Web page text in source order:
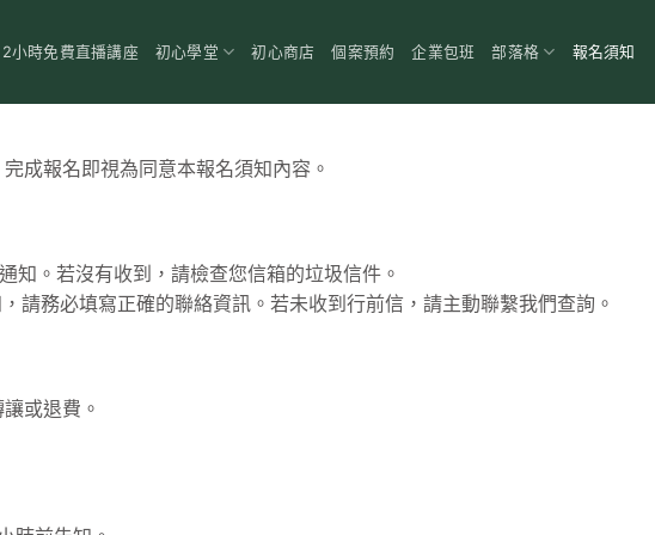
2小時免費直播講座 初心學堂 初心商店 個案預約 企業包班 部落格 報名須知
成報名即視為同意本報名須知內容。
知。若沒有收到，請檢查您信箱的垃圾信件。
請務必填寫正確的聯絡資訊。若未收到行前信，請主動聯繫我們查詢。
或退費。